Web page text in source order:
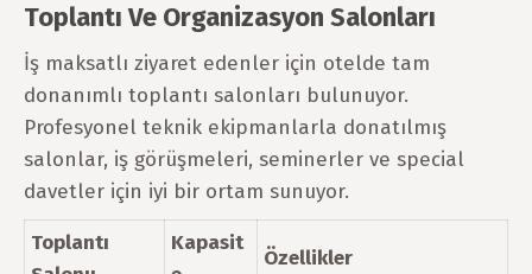
Toplantı Ve Organizasyon Salonları
İş maksatlı ziyaret edenler için otelde tam
donanımlı toplantı salonları bulunuyor.
Profesyonel teknik ekipmanlarla donatılmış
salonlar, iş görüşmeleri, seminerler ve special
davetler için iyi bir ortam sunuyor.
Toplantı
Kapasit
Özellikler